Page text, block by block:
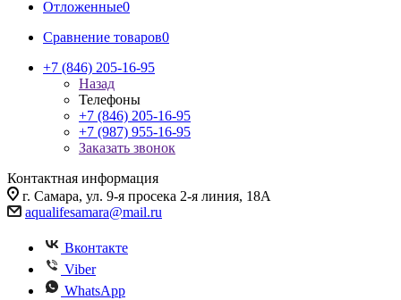
Отложенные0
Сравнение товаров0
+7 (846) 205-16-95
Назад
Телефоны
+7 (846) 205-16-95
+7 (987) 955-16-95
Заказать звонок
Контактная информация
г. Самара, ул. 9-я просека 2-я линия, 18А
aqualifesamara@mail.ru
Вконтакте
Viber
WhatsApp